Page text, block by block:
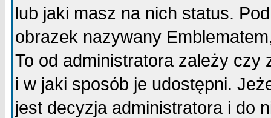
lub jaki masz na nich status.
obrazek nazywany
To od administratora zależy czy
i w jaki sposób je udostępni.
jest decyzja administratora i do